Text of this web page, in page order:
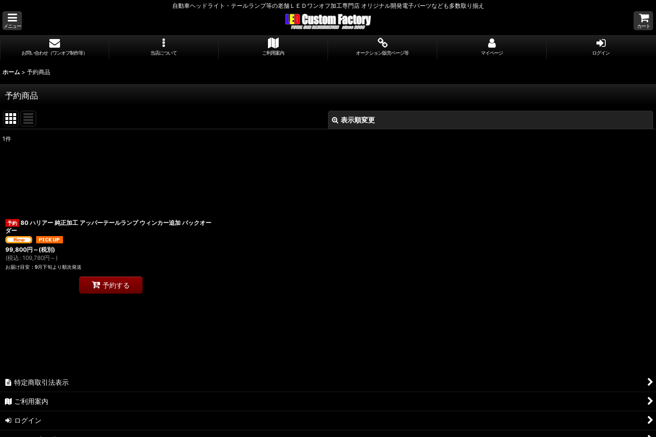
自動車ヘッドライト・テールランプ等の老舗ＬＥＤワンオフ加工専門店 オリジナル開発電子パーツなども多数取り揃え
メニュー カート
お問い合わせ（ワンオフ制作等） 当店について ご利用案内 オークション販売ページ等 マイページ ログイン
ホーム > 予約商品
予約商品
表示順変更
1件
80 ハリアー 純正加工 アッパーテールランプ ウィンカー追加 バックオー
ダー
99,800円 ～ (税別)
(税込 : 109,780円 ～)
お届け目安 : 9月下旬より順次発送
予約する
特定商取引法表示
ご利用案内
ログイン